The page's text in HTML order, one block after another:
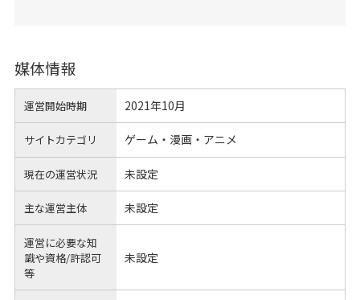
媒体情報
運営開始時期 2021年10月
サイトカテゴリ ゲーム・漫画・アニメ
現在の運営状況 未設定
主な運営主体 未設定
運営に必要な知
識や資格/許認可
等
未設定